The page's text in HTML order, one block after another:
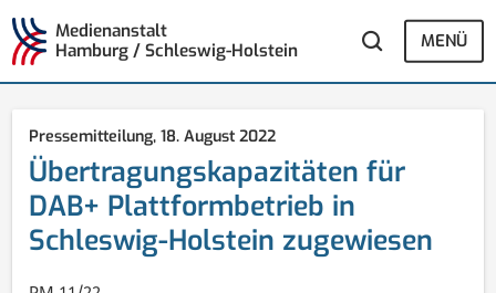
Medienanstalt
Hamburg / Schleswig-Holstein
MENÜ
Pressemitteilung,18. August 2022
Übertragungskapazitäten für
DAB+ Plattformbetrieb in
Schleswig-Holstein zugewiesen